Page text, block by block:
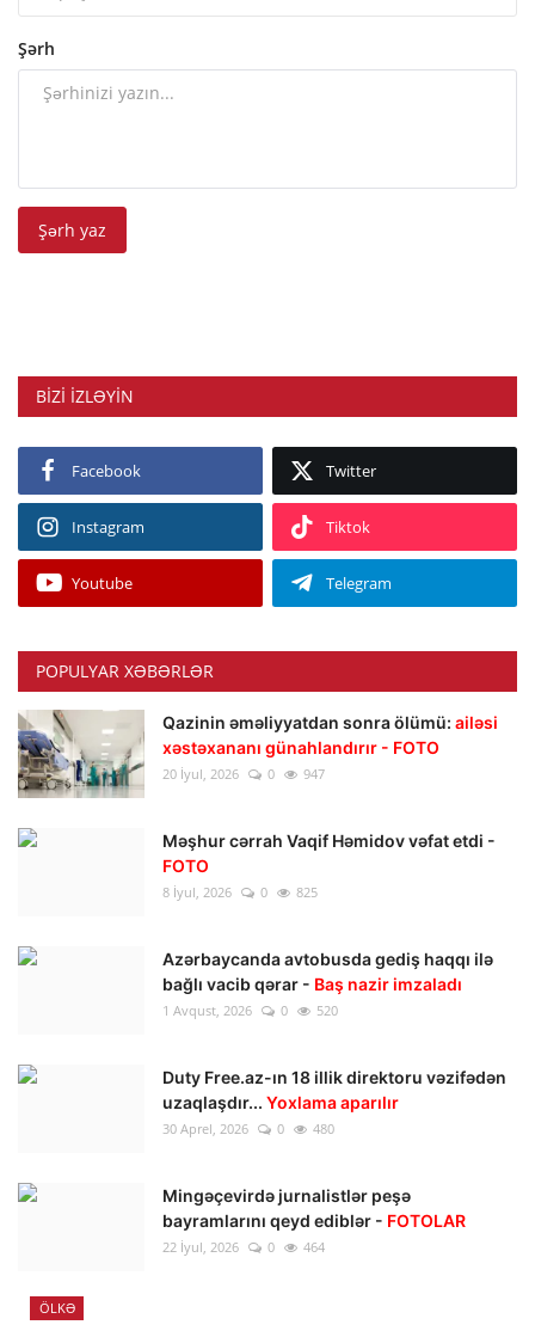
Şərh
Şərh yaz
BIZI IZLƏYIN
Facebook Twitter
Instagram Tiktok
Youtube Telegram
POPULYAR XƏBƏRLƏR
Qazinin əməliyyatdan sonra ölümü: ailəsi
xəstəxananı günahlandırır - FOTO
20 İyul, 2026 0 947
Məşhur cərrah Vaqif Həmidov vəfat etdi -
FOTO
8 İyul, 2026 0 825
Azərbaycanda avtobusda gediş haqqı ilə
bağlı vacib qərar - Baş nazir imzaladı
1 Avqust, 2026 0 520
Duty Free.az-ın 18 illik direktoru vəzifədən
uzaqlaşdır... Yoxlama aparılır
30 Aprel, 2026 0 480
Mingəçevirdə jurnalistlər peşə
bayramlarını qeyd ediblər - FOTOLAR
22 İyul, 2026 0 464
ÖLKƏ